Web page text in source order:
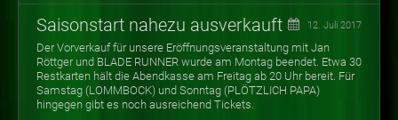
Saisonstart nahezu ausverkauft 12. Juli 2017
Der Vorverkauf für unsere Eröffnungsveranstaltung mit Jan
Röttger und BLADE RUNNER wurde am Montag beendet. Etwa 30
Restkarten hält die Abendkasse am Freitag ab 20 Uhr bereit. Für
Samstag (LOMMBOCK) und Sonntag (PLÖTZLICH PAPA)
hingegen gibt es noch ausreichend Tickets.